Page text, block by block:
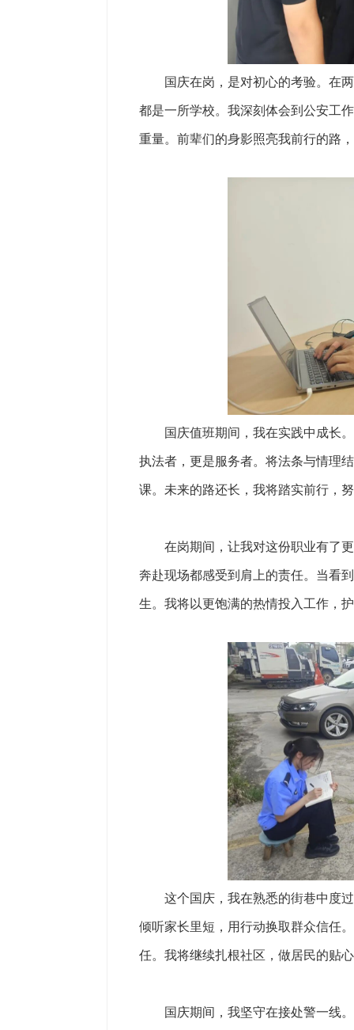
国庆在岗，是对初心的考验。在两
都是一所学校。我深刻体会到公安工
重量。前辈们的身影照亮我前行的路
国庆值班期间，我在实践中成长
执法者，更是服务者。将法条与情理
课。未来的路还长，我将踏实前行，
在岗期间，让我对这份职业有了更
奔赴现场都感受到肩上的责任。当看
生。我将以更饱满的热情投入工作，
这个国庆，我在熟悉的街巷中度过
倾听家长里短，用行动换取群众信任
任。我将继续扎根社区，做居民的贴
国庆期间，我坚守在接处警一线。